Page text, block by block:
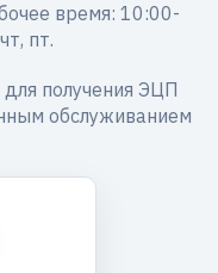
время: 10:00-
пт.
получения ЭЦП
обслуживанием